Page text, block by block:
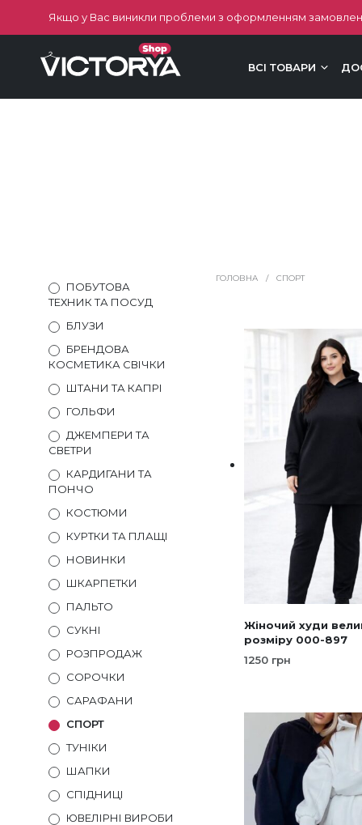
Якщо у Вас виникли проблеми з оформленням
ВСІ ТОВАРИ
ПОБУТОВА
ТЕХНИК ТА ПОСУД
БЛУЗИ
БРЕНДОВА
КОСМЕТИКА СВІЧКИ
ШТАНИ ТА КАПРІ
ГОЛЬФИ
ДЖЕМПЕРИ ТА
СВЕТРИ
КАРДИГАНИ ТА
ПОНЧО
КОСТЮМИ
КУРТКИ ТА ПЛАЩІ
НОВИНКИ
ШКАРПЕТКИ
ПАЛЬТО
СУКНІ
РОЗПРОДАЖ
СОРОЧКИ
САРАФАНИ
СПОРТ
ТУНІКИ
ШАПКИ
СПІДНИЦІ
ЮВЕЛІРНІ ВИРОБИ
ГОЛОВНА / СПОРТ
Жіночий худи
розміру 000-897
1250 грн
має